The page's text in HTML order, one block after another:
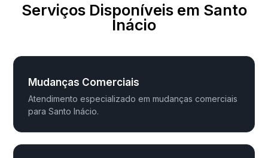
Serviços Disponíveis em Santo
Inácio
Mudanças Comerciais
Atendimento especializado em mudanças comerciais
para Santo Inácio.